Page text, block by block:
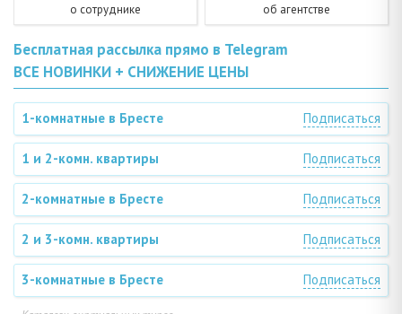
о сотруднике об агентстве
Бесплатная рассылка прямо в Telegram
ВСЕ НОВИНКИ + СНИЖЕНИЕ ЦЕНЫ
1-комнатные в Бресте Подписаться
1 и 2-комн. квартиры Подписаться
2-комнатные в Бресте Подписаться
2 и 3-комн. квартиры Подписаться
3-комнатные в Бресте Подписаться